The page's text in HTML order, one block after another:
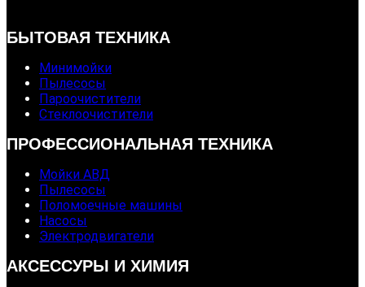
БЫТОВАЯ ТЕХНИКА
Минимойки
Пылесосы
Пароочистители
Стеклоочистители
ПРОФЕССИОНАЛЬНАЯ ТЕХНИКА
Мойки АВД
Пылесосы
Поломоечные машины
Насосы
Электродвигатели
АКСЕССУРЫ И ХИМИЯ